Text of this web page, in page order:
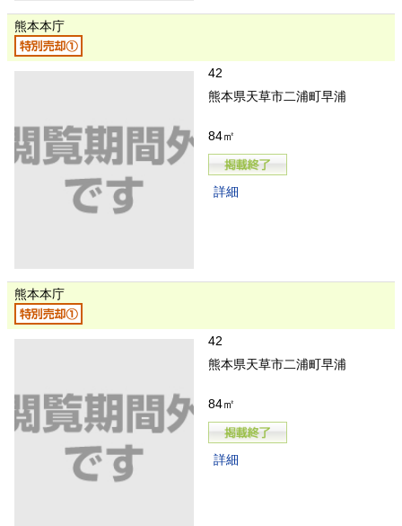
熊本本庁
42
熊本県天草市二浦町早浦
84㎡
詳細
熊本本庁
42
熊本県天草市二浦町早浦
84㎡
詳細